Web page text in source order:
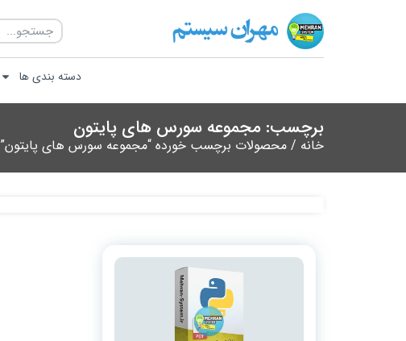
دسته بندی ها
برچسب: مجموعه سورس های پایتون
خانه / محصولات برچسب خورده “مجموعه سورس های پایتون”